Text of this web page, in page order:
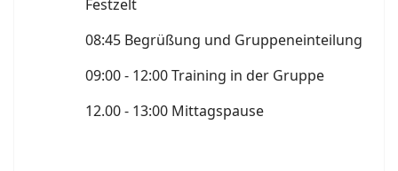
Festzelt
08:45 Begrüßung und Gruppeneinteilung
09:00 - 12:00 Training in der Gruppe
12.00 - 13:00 Mittagspause